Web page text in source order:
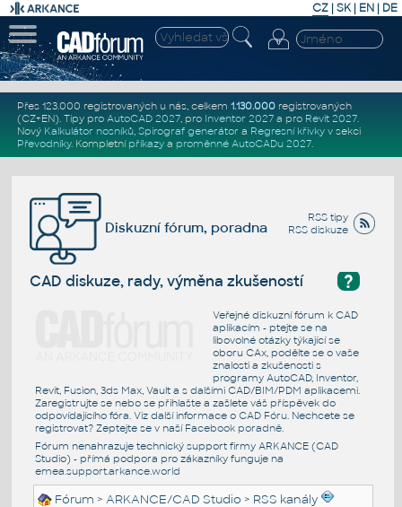
CZ | SK| EN | DE
Přes 123.000 registrovaných u nás, celkem 1.130.000registrovaných
(CZ+EN). Tipy pro AutoCAD 2027, pro Inventor 2027a pro Revit 2027.
Nový Kalkulátor nosníků, Spirograf generátor a Regresní křivkyv sekci
Převodníky. Kompletní příkazya proměnné AutoCADu 2027.
RSS tipy
RSS diskuze
Diskuzní fórum, poradna
?
CAD diskuze, rady, výměna zkušeností
Veřejné diskuzní fórum k CAD
aplikacím - ptejte se na
libovolné otázky týkající se
oboru CAx, podělte se o vaše
znalosti a zkušenosti s
programy AutoCAD, Inventor,
Revit, Fusion, 3ds Max, Vault a s dalšími CAD/BIM/PDM aplikacemi.
Zaregistrujte se nebo se přihlašte a zašlete váš příspěvek do
odpovídajícího fóra. Viz další informace o CAD Fóru. Nechcete se
registrovat? Zeptejte se v naší Facebook poradně.
Fórum nenahrazuje technický support firmy ARKANCE (CAD
Studio) - přímá podpora pro zákazníky funguje na
emea.support.arkance.world
Fórum >ARKANCE/CAD Studio > RSS kanály